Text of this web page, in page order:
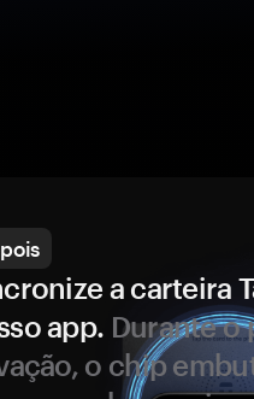
a carteira
app. Durante o
o chip